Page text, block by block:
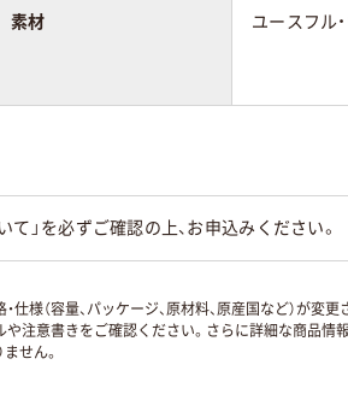
素材 ユースフル
て」を必ずご確認の上、お申込みください。
（容量、パッケージ、原材料、原産国など）が変
意書きをご確認ください。さらに詳細な商品情
せん。